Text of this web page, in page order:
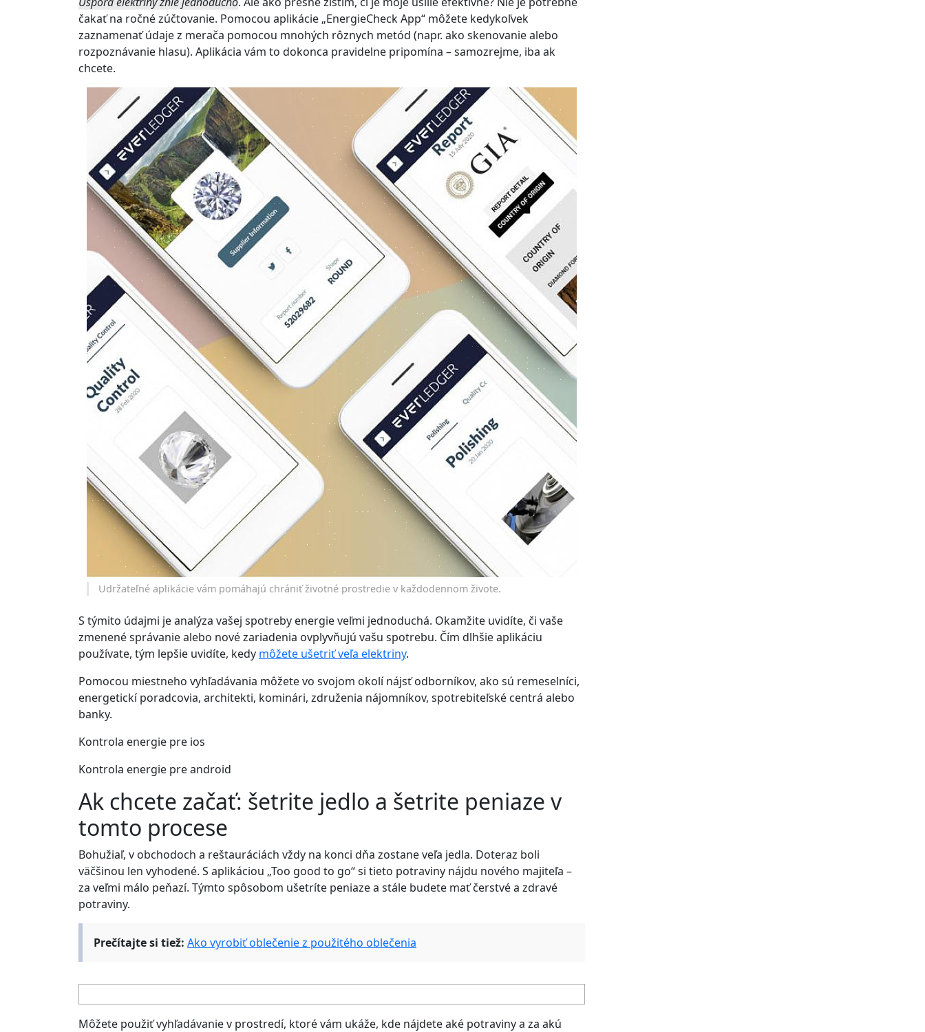
čakať na ročné zúčtovanie. Pomocou aplikácie „EnergieCheck App“ môžete kedykoľvek
zaznamenať údaje z merača pomocou mnohých rôznych metód (napr. ako skenovanie alebo
rozpoznávanie hlasu). Aplikácia vám to dokonca pravidelne pripomína – samozrejme, iba ak
chcete.
Udržateľné aplikácie vám pomáhajú chrániť životné prostredie v každodennom živote.
S týmito údajmi je analýza vašej spotreby energie veľmi jednoduchá. Okamžite uvidíte, či vaše
zmenené správanie alebo nové zariadenia ovplyvňujú vašu spotrebu. Čím dlhšie aplikáciu
používate, tým lepšie uvidíte, kedy môžete ušetriť veľa elektriny.
Pomocou miestneho vyhľadávania môžete vo svojom okolí nájsť odborníkov, ako sú remeselníci,
energetickí poradcovia, architekti, kominári, združenia nájomníkov, spotrebiteľské centrá alebo
banky.
Kontrola energie pre ios
Kontrola energie pre android
Ak chcete začať: šetrite jedlo a šetrite peniaze v
tomto procese
Bohužiaľ, v obchodoch a reštauráciách vždy na konci dňa zostane veľa jedla. Doteraz boli
väčšinou len vyhodené. S aplikáciou „Too good to go“ si tieto potraviny nájdu nového majiteľa –
za veľmi málo peňazí. Týmto spôsobom ušetríte peniaze a stále budete mať čerstvé a zdravé
potraviny.
Prečítajte si tiež: Ako vyrobiť oblečenie z použitého oblečenia
Môžete použiť vyhľadávanie v prostredí, ktoré vám ukáže, kde nájdete aké potraviny a za akú